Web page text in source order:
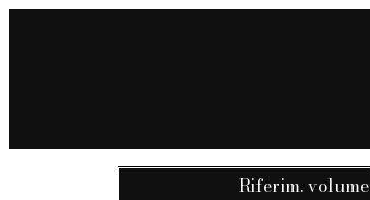
Riferim. volume